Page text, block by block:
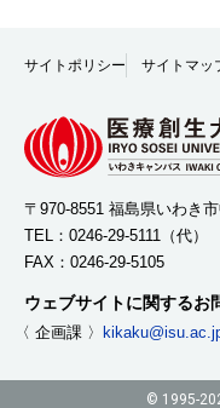
サイトポリシー サイトマッ
〒970-8551 福島県いわき
TEL： 0246-29-5111 （代）
FAX：0246-29-5105
ウェブサイトに関するお
〈 企画課 〉
© 1995-